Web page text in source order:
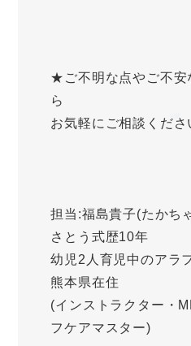
★ご不明な点やご不安
ら
お気軽にご相談くださ
担当:福島貴子(たかち
さとう式歴10年
幼児2人育児中のアラ
熊本県在住
(インストラクター・
フケアマスター)